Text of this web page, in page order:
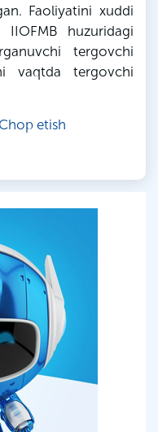
Faoliyatini xuddi
huzuridagi
tergovchi
vaqtda tergovchi
etish